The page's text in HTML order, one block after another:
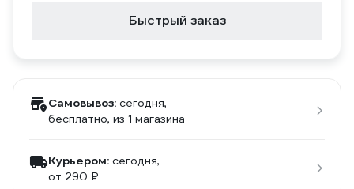
Быстрый заказ
Самовывоз: сегодня,
бесплатно, из 1 магазина
Курьером: сегодня,
от 290 ₽